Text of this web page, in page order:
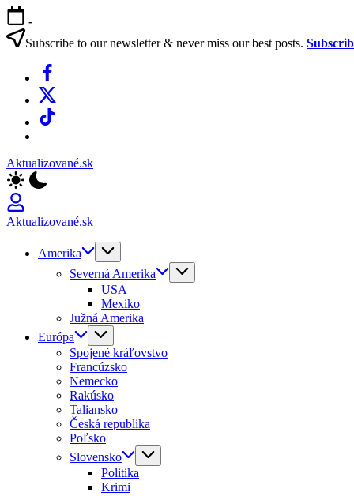
Skip
to
content
-
Subscribe to our newsletter & never miss our best posts.
Facebook
X
TikTok
Aktualizované.sk
Aktualizované.sk
Amerika
Severná Amerika
USA
Mexiko
Južná Amerika
Európa
Spojené kráľovstvo
Francúzsko
Nemecko
Rakúsko
Taliansko
Česká republika
Poľsko
Slovensko
Politika
Krimi